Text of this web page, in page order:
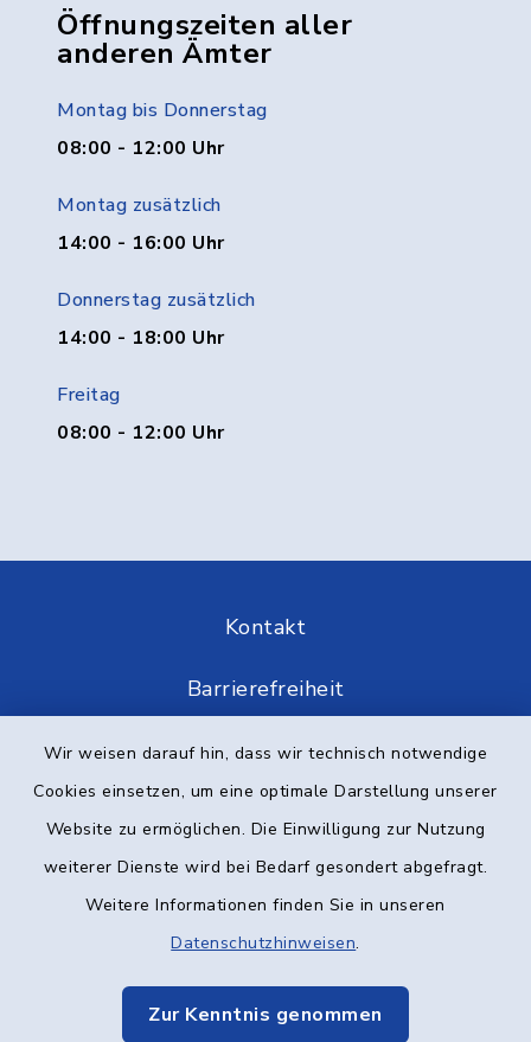
Wir weisen darauf hin, dass wir technisch notwendige
Cookies einsetzen, um eine optimale Darstellung unserer
Website zu ermöglichen. Die Einwilligung zur Nutzung
weiterer Dienste wird bei Bedarf gesondert abgefragt.
Weitere Informationen finden Sie in unseren
Datenschutzhinweisen.
Zur Kenntnis genommen
Öffnungszeiten aller
anderen Ämter
Montag bis Donnerstag
08:00 - 12:00 Uhr
Montag zusätzlich
14:00 - 16:00 Uhr
Donnerstag zusätzlich
14:00 - 18:00 Uhr
Freitag
08:00 - 12:00 Uhr
Kontakt
Barrierefreiheit
Datenschutz
Elektronische Kommunikation
Sitemap